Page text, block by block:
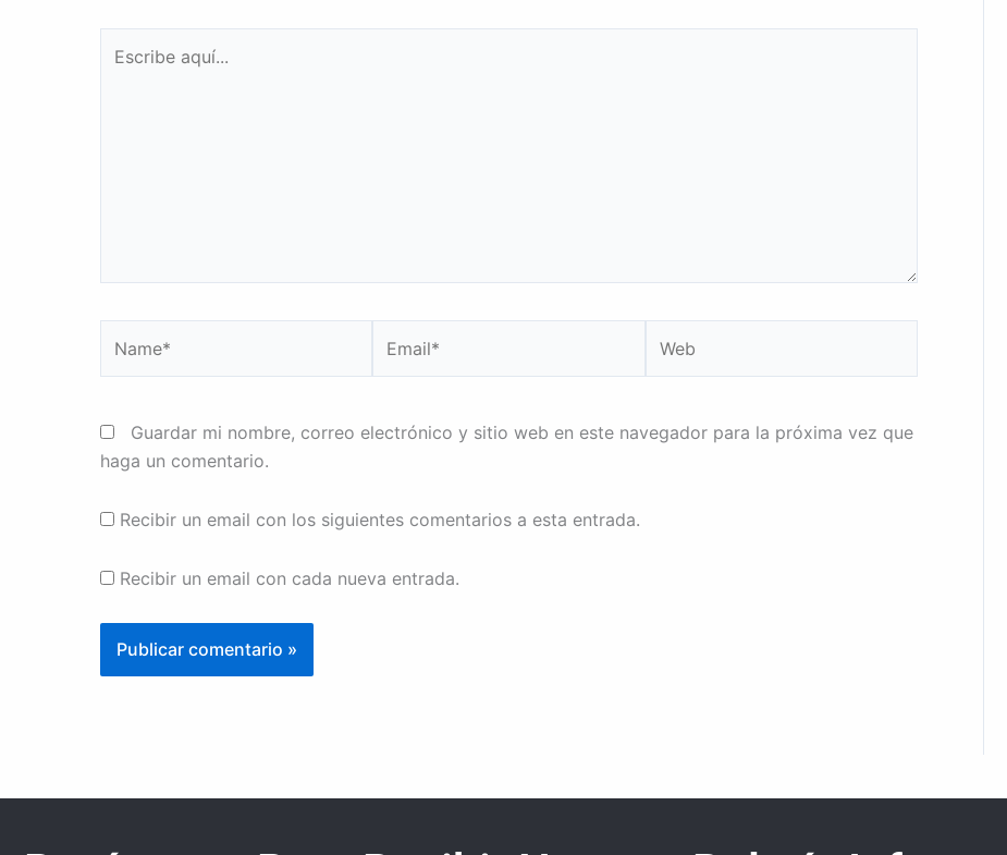
aquí...
Guardar mi nombre, correo electrónico y sitio web en este navegador para la próxima vez que
haga un comentario.
Recibir un email con los siguientes comentarios a esta entrada.
Recibir un email con cada nueva entrada.